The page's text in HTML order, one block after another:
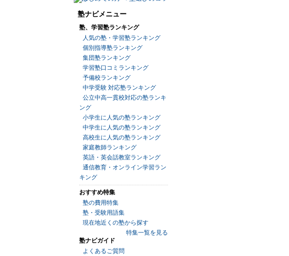
塾ナビメニュー
塾、学習塾ランキング
人気の塾・学習塾ランキング
個別指導塾ランキング
集団塾ランキング
学習塾口コミランキング
予備校ランキング
中学受験 対応塾ランキング
公立中高一貫校対応の塾ランキ
ング
小学生に人気の塾ランキング
中学生に人気の塾ランキング
高校生に人気の塾ランキング
家庭教師ランキング
英語・英会話教室ランキング
通信教育・オンライン学習ラン
キング
おすすめ特集
塾の費用特集
塾・受験用語集
現在地近くの塾から探す
特集一覧を見る
塾ナビガイド
よくあるご質問